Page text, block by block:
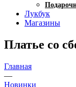
Лукбук
Магазины
Платье со
Главная
—
Новинки